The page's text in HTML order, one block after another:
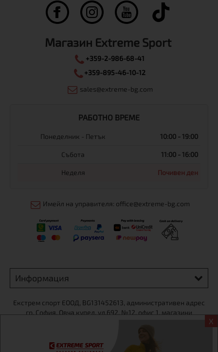
X
Магазин Extreme Sport
+359-2-986-68-41
+359-895-46-10-12
sales@extreme-bg.com
РАБОТНО ВРЕМЕ
Понеделник - Петък 10:00 - 19:00
Събота 11:00 - 16:00
Неделя Почивен ден
Имейл на управителя: office@extreme-bg.com
Информация
Екстрем спорт ЕООД, BG131452613, административен адрес
гр. София, Овча купел, ул.692, №12, офис 1, магазини